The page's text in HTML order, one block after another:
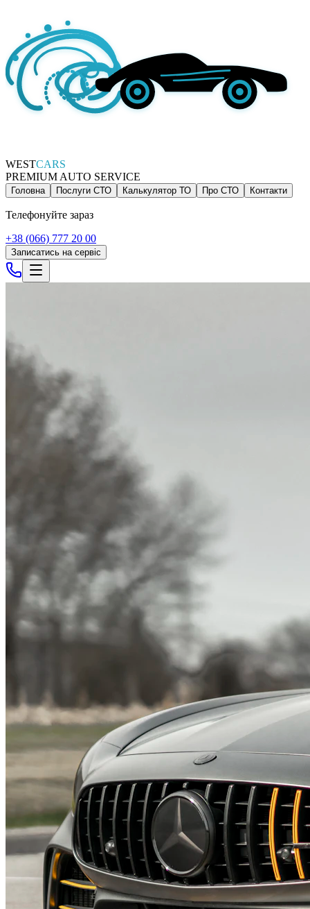
WESTCARS
PREMIUM AUTO SERVICE
Головна Послуги СТО Калькулятор ТО Про СТО Контакти
Телефонуйте зараз
+38 (066) 777 20 00
Записатись на сервіс